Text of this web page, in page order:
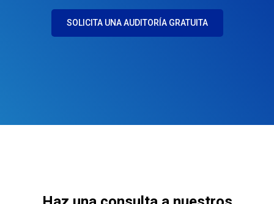
SOLICITA UNA AUDITORÍA GRATUITA